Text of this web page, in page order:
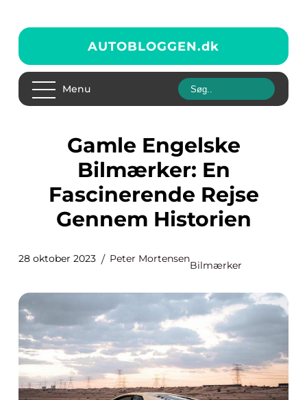
AUTOBLOGGEN.dk
Menu
Gamle Engelske
Bilmærker: En
Fascinerende Rejse
Gennem Historien
28 oktober 2023 Peter Mortensen
Bilmærker